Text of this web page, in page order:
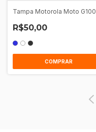
Tampa Motorola Moto G100
R$50,00
COMPRAR